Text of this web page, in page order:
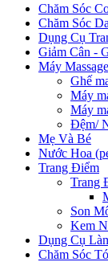
Chăm Sóc
Chăm Sóc
Dụng Cụ
Giảm Cân -
Máy Massage
Ghế
Máy
Máy
Đệm/
Mẹ Và Bé
Nước Hoa
Trang Điểm
Trang
Son
Kem
Dụng Cụ
Chăm Sóc